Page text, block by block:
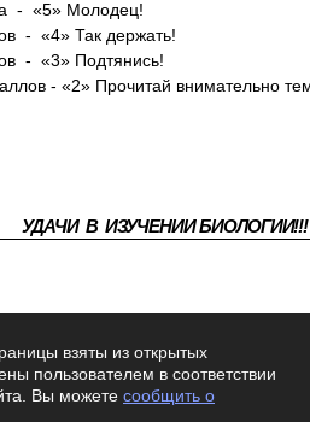
- «5» Молодец!
- «4» Так держать!
- «3» Подтянись!
- «2» Прочитай внимательно
БИОЛОГИИ!!!
взяты из открытых
пользователем в соответствии
Вы можете сообщить о